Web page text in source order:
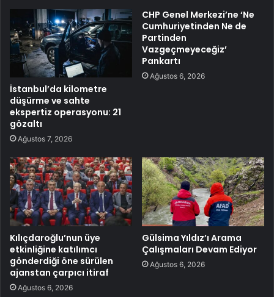
İstanbul’da kilometre
düşürme ve sahte
ekspertiz operasyonu: 21
gözaltı
Ağustos 7, 2026
CHP Genel Merkezi’ne ‘Ne
Cumhuriyetinden Ne de
Partinden
Vazgeçmeyeceğiz’
Pankartı
Ağustos 6, 2026
Kılıçdaroğlu’nun üye
etkinliğine katılımcı
gönderdiği öne sürülen
ajanstan çarpıcı itiraf
Ağustos 6, 2026
Gülsima Yıldız’ı Arama
Çalışmaları Devam Ediyor
Ağustos 6, 2026